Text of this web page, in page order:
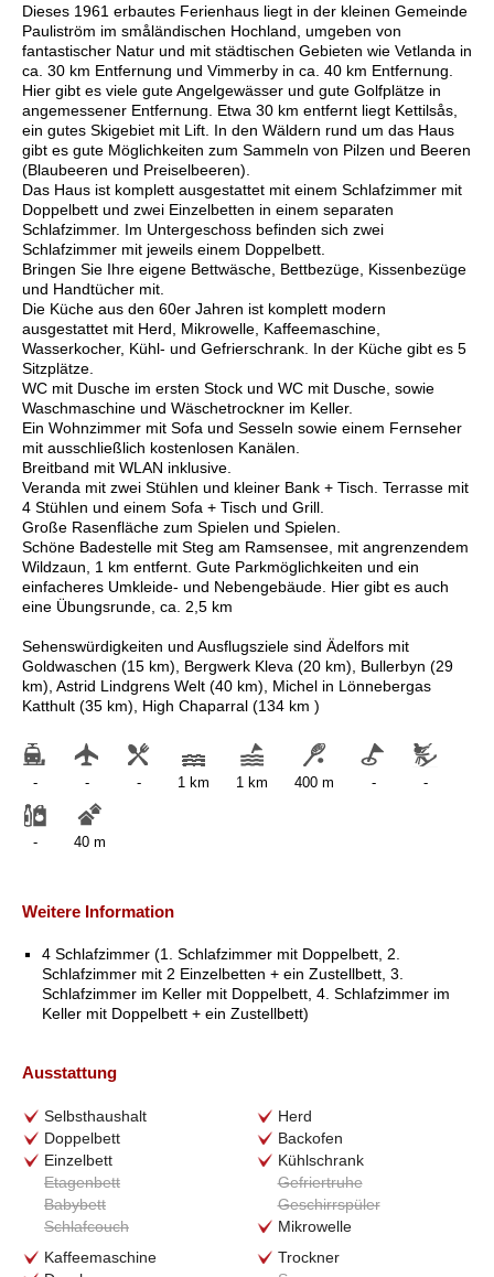
Dieses 1961 erbautes Ferienhaus liegt in der kleinen Gemeinde
Pauliström im småländischen Hochland, umgeben von
fantastischer Natur und mit städtischen Gebieten wie Vetlanda in
ca. 30 km Entfernung und Vimmerby in ca. 40 km Entfernung.
Hier gibt es viele gute Angelgewässer und gute Golfplätze in
angemessener Entfernung. Etwa 30 km entfernt liegt Kettilsås,
ein gutes Skigebiet mit Lift. In den Wäldern rund um das Haus
gibt es gute Möglichkeiten zum Sammeln von Pilzen und Beeren
(Blaubeeren und Preiselbeeren).
Das Haus ist komplett ausgestattet mit einem Schlafzimmer mit
Doppelbett und zwei Einzelbetten in einem separaten
Schlafzimmer. Im Untergeschoss befinden sich zwei
Schlafzimmer mit jeweils einem Doppelbett.
Bringen Sie Ihre eigene Bettwäsche, Bettbezüge, Kissenbezüge
und Handtücher mit.
Die Küche aus den 60er Jahren ist komplett modern
ausgestattet mit Herd, Mikrowelle, Kaffeemaschine,
Wasserkocher, Kühl- und Gefrierschrank. In der Küche gibt es 5
Sitzplätze.
WC mit Dusche im ersten Stock und WC mit Dusche, sowie
Waschmaschine und Wäschetrockner im Keller.
Ein Wohnzimmer mit Sofa und Sesseln sowie einem Fernseher
mit ausschließlich kostenlosen Kanälen.
Breitband mit WLAN inklusive.
Veranda mit zwei Stühlen und kleiner Bank + Tisch. Terrasse mit
4 Stühlen und einem Sofa + Tisch und Grill.
Große Rasenfläche zum Spielen und Spielen.
Schöne Badestelle mit Steg am Ramsensee, mit angrenzendem
Wildzaun, 1 km entfernt. Gute Parkmöglichkeiten und ein
einfacheres Umkleide- und Nebengebäude. Hier gibt es auch
eine Übungsrunde, ca. 2,5 km
Sehenswürdigkeiten und Ausflugsziele sind Ädelfors mit
Goldwaschen (15 km), Bergwerk Kleva (20 km), Bullerbyn (29
km), Astrid Lindgrens Welt (40 km), Michel in Lönnebergas
Katthult (35 km), High Chaparral (134 km )
- - - 1 km 1 km 400 m - -
- 40 m
Weitere Information
4 Schlafzimmer (1. Schlafzimmer mit Doppelbett, 2.
Schlafzimmer mit 2 Einzelbetten + ein Zustellbett, 3.
Schlafzimmer im Keller mit Doppelbett, 4. Schlafzimmer im
Keller mit Doppelbett + ein Zustellbett)
Ausstattung
Selbsthaushalt
Doppelbett
Einzelbett
Etagenbett
Babybett
Schlafcouch
Herd
Backofen
Kühlschrank
Gefriertruhe
Geschirrspüler
Mikrowelle
Kaffeemaschine
Trockner